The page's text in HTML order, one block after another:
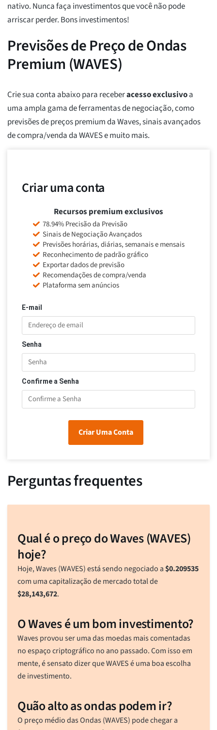
nativo. Nunca faça investimentos que você não pode
arriscar perder. Bons investimentos!
Previsões de Preço de Ondas
Premium (WAVES)
Crie sua conta abaixo para receberacesso exclusivoa
uma ampla gama de ferramentas de negociação, como
previsões de preços premium da Waves, sinais avançados
de compra/venda da WAVES e muito mais.
Criar uma conta
E-mail
Senha
Confirme a Senha
Criar Uma Conta
Recursos premium exclusivos
78.94% Precisão da Previsão
Sinais de Negociação Avançados
Previsões horárias, diárias, semanais e mensais
Reconhecimento de padrão gráfico
Exportar dados de previsão
Recomendações de compra/venda
Plataforma sem anúncios
Perguntas frequentes
Qual é o preço do Waves (WAVES)
hoje?
Hoje, Waves (WAVES) está sendo negociado a$0.209535
com uma capitalização de mercado total de
$28,143,672.
O Waves é um bom investimento?
Waves provou ser uma das moedas mais comentadas
no espaço criptográfico no ano passado. Com isso em
mente, é sensato dizer que WAVES é uma boa escolha
de investimento.
Quão alto as ondas podem ir?
O preço médio das Ondas (WAVES) pode chegar a